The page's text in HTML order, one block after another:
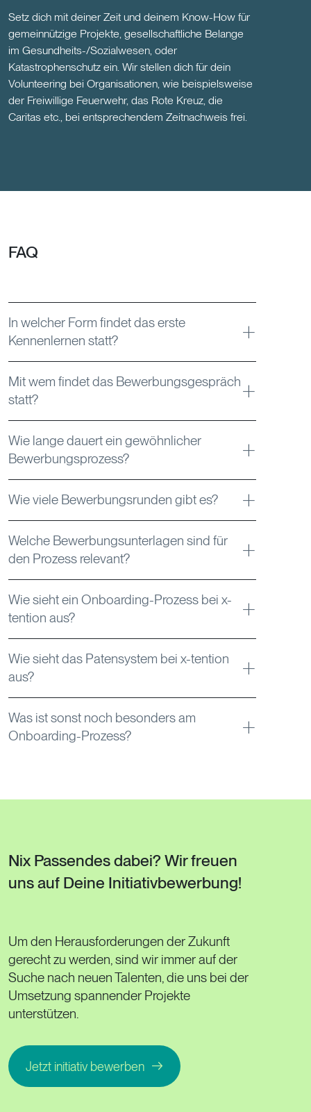
Setz dich mit deiner Zeit und deinem Know-How für
gemeinnützige Projekte, gesellschaftliche Belange
im Gesundheits-/Sozialwesen, oder
Katastrophenschutz ein. Wir stellen dich für dein
Volunteering bei Organisationen, wie beispielsweise
der Freiwillige Feuerwehr, das Rote Kreuz, die
Caritas etc., bei entsprechendem Zeitnachweis frei.
FAQ
In welcher Form findet das erste
Kennenlernen statt?
Mit wem findet das Bewerbungsgespräch
statt?
Wie lange dauert ein gewöhnlicher
Bewerbungsprozess?
Wie viele Bewerbungsrunden gibt es?
Welche Bewerbungsunterlagen sind für
den Prozess relevant?
Wie sieht ein Onboarding-Prozess bei x-
tention aus?
Wie sieht das Patensystem bei x-tention
aus?
Was ist sonst noch besonders am
Onboarding-Prozess?
Nix Passendes dabei? Wir freuen
uns auf Deine Initiativbewerbung!
Um den Herausforderungen der Zukunft
gerecht zu werden, sind wir immer auf der
Suche nach neuen Talenten, die uns bei der
Umsetzung spannender Projekte
unterstützen.
Jetzt initiativ bewerben